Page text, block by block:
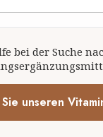
bei der Suche
unseren